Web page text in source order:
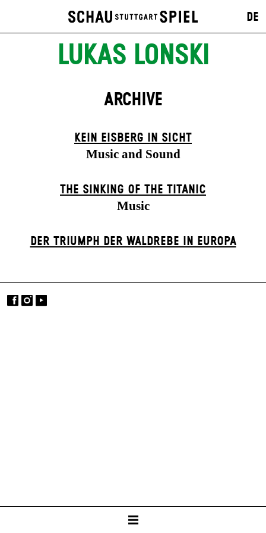
DE
LUKAS LONSKI
ARCHIVE
KEIN EISBERG IN SICHT
Music and Sound
THE SINKING OF THE TITANIC
Music
DER TRIUMPH DER WALDREBE IN EUROPA